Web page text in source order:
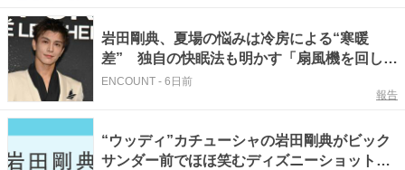
岩田剛典、夏場の悩みは冷房による“寒暖
差” 独自の快眠法も明かす「扇風機を回しま
す」
ENCOUNT - 6日前
報告
“ウッディ”カチューシャの岩田剛典がビック
サンダー前でほほ笑むディズニーショット公